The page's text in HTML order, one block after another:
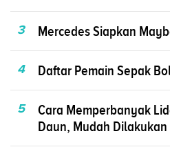
3 Mercedes Siapkan
4 Daftar Pemain Sepak
5
Cara Memperbanyak
Daun, Mudah Dilakukan